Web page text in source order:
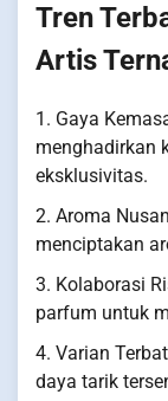
Tren
Artis
1. Gaya
menghadirkan
eksklusivitas.
2. Aroma
menciptakan
3. Kolaborasi
parfum untuk
4. Varian
daya tarik